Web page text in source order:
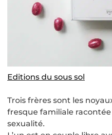
Editions du sous sol
Trois frères sont les
fresque familiale
sexualité.